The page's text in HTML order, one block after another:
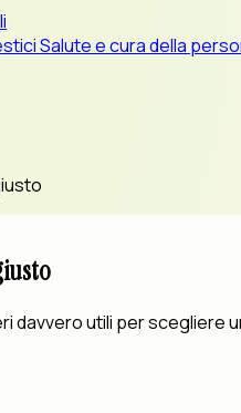
Salute e cura della
davvero utili per scegliere